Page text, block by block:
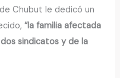
Chubut le dedicó un
“la familia afectada
sindicatos y de la